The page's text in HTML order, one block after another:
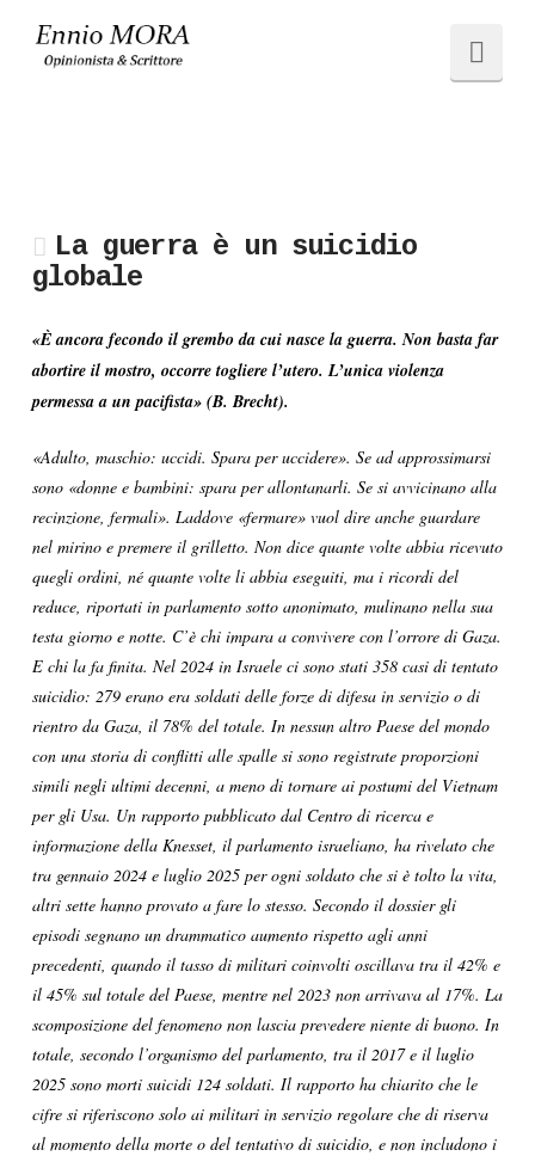
Ennio
La guerra è un suicidio
globale
«È ancora fecondo il grembo da cui nasce la guerra. Non basta far
abortire il mostro, occorre togliere l’utero. L’unica violenza
permessa a un pacifista» (B. Brecht).
«Adulto, maschio: uccidi. Spara per uccidere». Se ad approssimarsi
sono «donne e bambini: spara per allontanarli. Se si avvicinano alla
recinzione, fermali». Laddove «fermare» vuol dire anche guardare
nel mirino e premere il grilletto. Non dice quante volte abbia ricevuto
quegli ordini, né quante volte li abbia eseguiti, ma i ricordi del
reduce, riportati in parlamento sotto anonimato, mulinano nella sua
testa giorno e notte. C’è chi impara a convivere con l’orrore di Gaza.
E chi la fa finita. Nel 2024 in Israele ci sono stati 358 casi di tentato
suicidio: 279 erano era soldati delle forze di difesa in servizio o di
rientro da Gaza, il 78% del totale. In nessun altro Paese del mondo
con una storia di conflitti alle spalle si sono registrate proporzioni
simili negli ultimi decenni, a meno di tornare ai postumi del Vietnam
per gli Usa. Un rapporto pubblicato dal Centro di ricerca e
informazione della Knesset, il parlamento israeliano, ha rivelato che
tra gennaio 2024 e luglio 2025 per ogni soldato che si è tolto la vita,
altri sette hanno provato a fare lo stesso. Secondo il dossier gli
episodi segnano un drammatico aumento rispetto agli anni
precedenti, quando il tasso di militari coinvolti oscillava tra il 42% e
il 45% sul totale del Paese, mentre nel 2023 non arrivava al 17%. La
scomposizione del fenomeno non lascia prevedere niente di buono. In
totale, secondo l’organismo del parlamento, tra il 2017 e il luglio
2025 sono morti suicidi 124 soldati. Il rapporto ha chiarito che le
cifre si riferiscono solo ai militari in servizio regolare che di riserva
al momento della morte o del tentativo di suicidio, e non includono i